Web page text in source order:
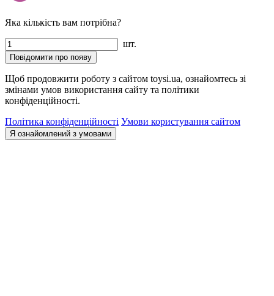
Яка кількість вам потрібна?
шт.
Повідомити про появу
Щоб продовжити роботу з сайтом toysi.ua, ознайомтесь зі
змінами умов використання сайту та політики
конфіденційності.
Політика конфіденційності Умови користування сайтом
Я ознайомлений з умовами